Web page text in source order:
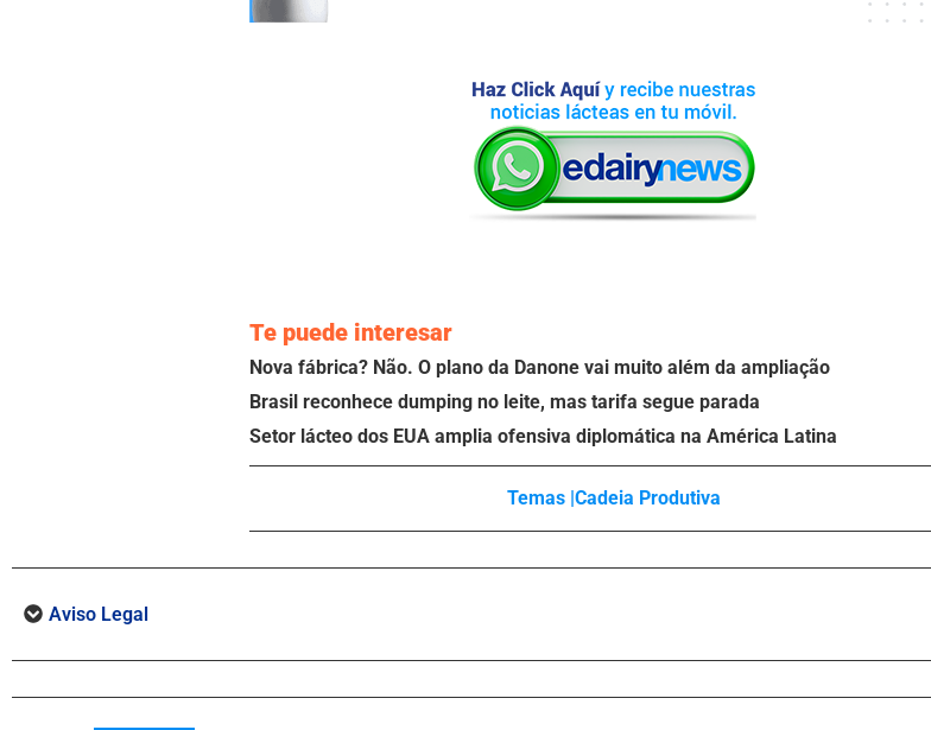
Te puede interesar
Nova fábrica? Não. O plano da Danone vai muito além da ampliação
Brasil reconhece dumping no leite, mas tarifa segue parada
Setor lácteo dos EUA amplia ofensiva diplomática na América Latina
Temas |Cadeia Produtiva
Aviso Legal